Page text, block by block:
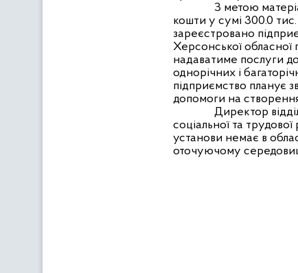
З метою
кошти у сумі 300.0
зареєстровано
Херсонської обласної
надаватиме послуги
однорічних і
підприємство планує
допомоги на
Директор
соціальної та трудової
установи немає в
оточуючому